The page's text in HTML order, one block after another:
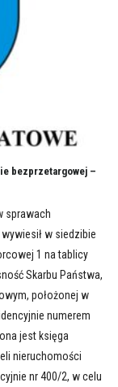
bezprzetargowej –
sprawach
w siedzibie
1 na tablicy
Skarbu Państwa,
położonej w
numerem
jest księga
nieruchomości
nr 400/2, w celu